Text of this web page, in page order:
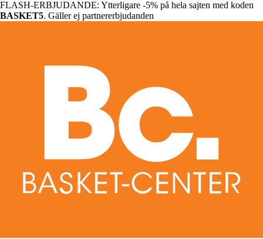
FLASH-ERBJUDANDE: Ytterligare -5% på hela sajten med koden
BASKET5. Gäller ej partnererbjudanden